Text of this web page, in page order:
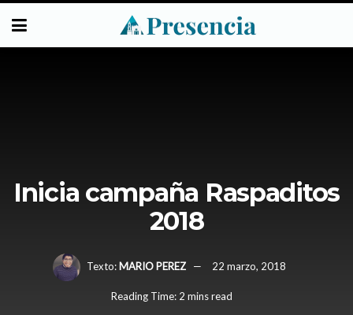
Inicia campaña Raspaditos
2018
Texto: MARIO PEREZ 22 marzo, 2018
Reading Time: 2 mins read